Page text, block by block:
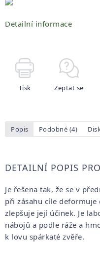
Detailní informace
Tisk Zeptat se
Popis Podobné (4)
DETAILNÍ POPIS
Je řešena tak, že se v
při zásahu cíle
zlepšuje její účinek. Je
nábojů a podle ráže a
k lovu spárkaté zvěře.